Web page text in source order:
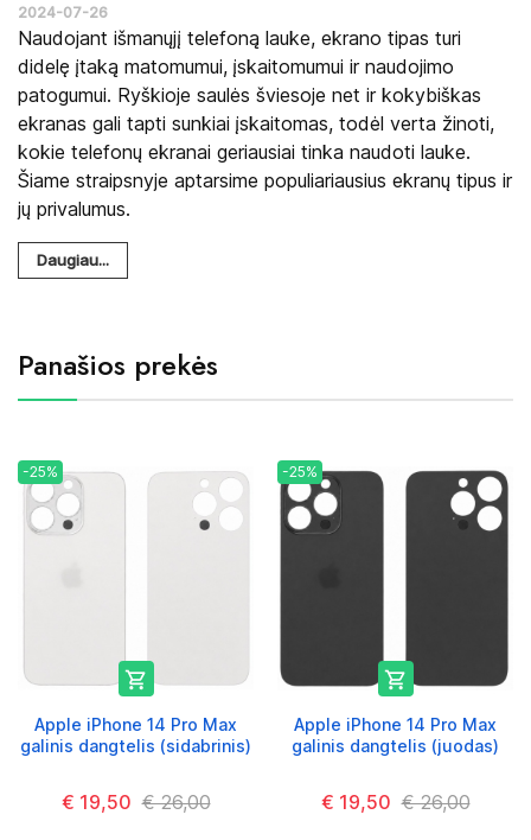
2024-07-26
Naudojant išmanųjį telefoną lauke, ekrano tipas turi
didelę įtaką matomumui, įskaitomumui ir naudojimo
patogumui. Ryškioje saulės šviesoje net ir kokybiškas
ekranas gali tapti sunkiai įskaitomas, todėl verta žinoti,
kokie telefonų ekranai geriausiai tinka naudoti lauke.
Šiame straipsnyje aptarsime populiariausius ekranų tipus ir
jų privalumus.
Daugiau...
Panašios prekės
-25%

Apple iPhone 14 Pro Max
galinis dangtelis (sidabrinis)
€ 19,50 € 26,00
-25%

Apple iPhone 14 Pro Max
galinis dangtelis (juodas)
€ 19,50 € 26,00